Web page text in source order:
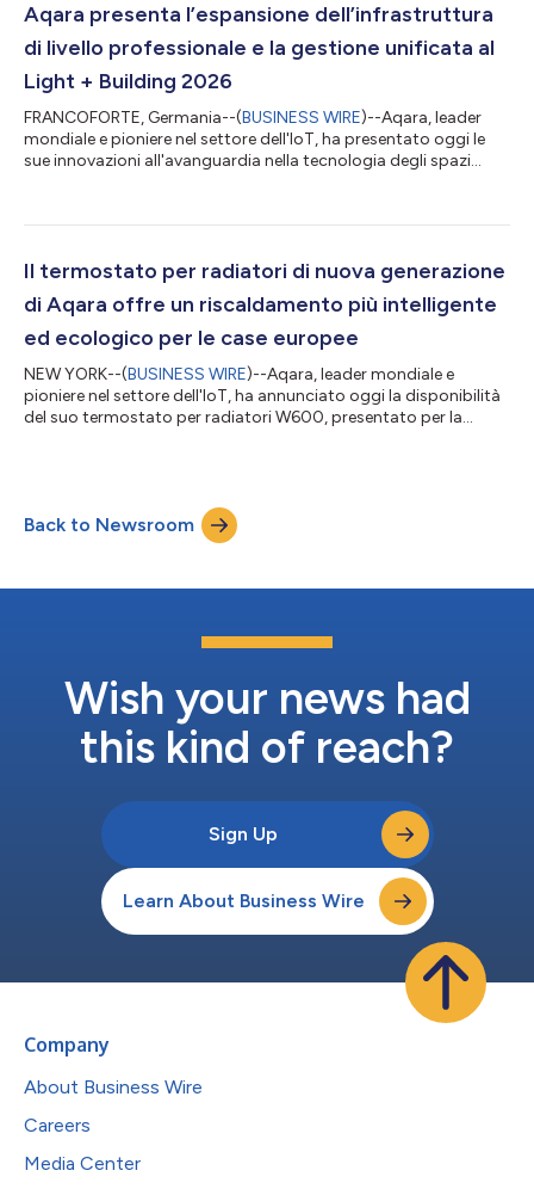
di continuità, monitoraggio intelligente e copertura domestica
completa per la smar...
Aqara presenta l’espansione dell’infrastruttura
di livello professionale e la gestione unificata al
Light + Building 2026
FRANCOFORTE, Germania--(BUSINESS WIRE)--Aqara, leader
mondiale e pioniere nel settore dell'IoT, ha presentato oggi le
sue innovazioni all'avanguardia nella tecnologia degli spazi
completo che comprende controllo intelligente
per uso professionale. Controllo intelligente a livello di sistema
Aqara presenta un...
Il termostato per radiatori di nuova generazione
di Aqara offre un riscaldamento più intelligente
ed ecologico per le case europee
NEW YORK--(BUSINESS WIRE)--Aqara, leader mondiale e
pioniere nel settore dell'IoT, ha annunciato oggi la disponibilità
del suo termostato per radiatori W600, presentato per la
tra gli ecosistemi Matter tramite il protocollo Thread/Zigbee, il
W600 trasforma i radiatori tradizionali in sistemi di
Back to Newsroom
Wish your news had
this kind of reach?
Sign Up
Learn About Business Wire
Company
About Business Wire
Careers
Media Center